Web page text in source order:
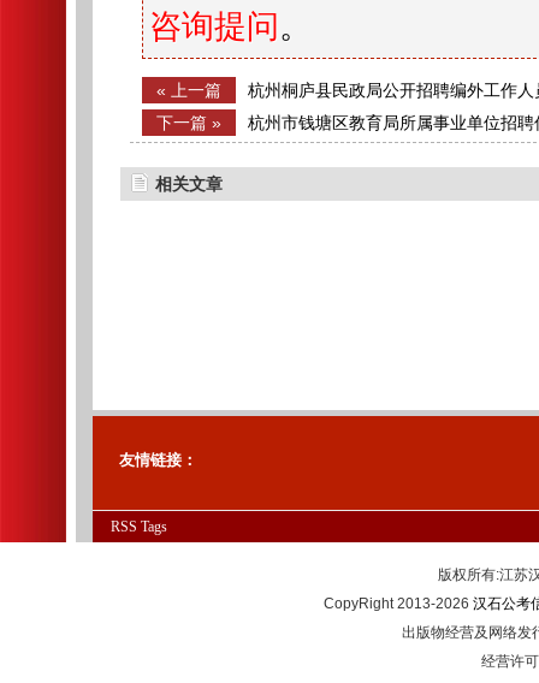
咨询提问 。
« 上一篇
杭州桐庐县民政局公开招聘编外工作人
下一篇 »
杭州市钱塘区教育局所属事业单位招
相关文章
友情链接：
RSS Tags
版权所有:江
CopyRight 2013-2026 汉石公考
出版物经营及网络发
经营许